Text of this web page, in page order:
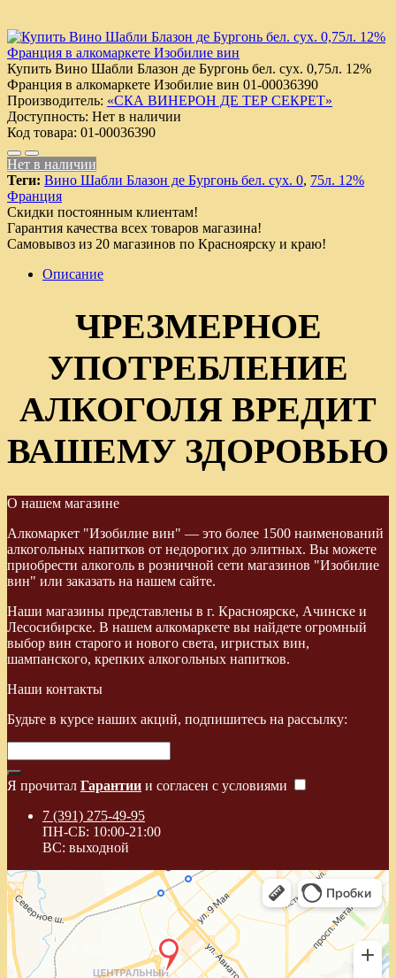
Купить Вино Шабли Блазон де Бургонь бел. сух. 0,75л. 12%
Франция в алкомаркете Изобилие вин 01-00036390
Производитель: «СКА ВИНЕРОН ДЕ ТЕР СЕКРЕТ»
Доступность: Нет в наличии
Код товара: 01-00036390
Нет в наличии
Теги: Вино Шабли Блазон де Бургонь бел. сух. 0, 75л. 12%
Франция
Скидки постоянным клиентам!
Гарантия качества всех товаров магазина!
Самовывоз из 20 магазинов по Красноярску и краю!
Описание
ЧРЕЗМЕРНОЕ
УПОТРЕБЛЕНИЕ
АЛКОГОЛЯ ВРЕДИТ
ВАШЕМУ ЗДОРОВЬЮ
О нашем магазине
Алкомаркет "Изобилие вин" — это более 1500 наименований
алкогольных напитков от недорогих до элитных. Вы можете
приобрести алкоголь в розничной сети магазинов "Изобилие
вин" или заказать на нашем сайте.
Наши магазины представлены в г. Красноярске, Ачинске и
Лесосибирске. В нашем алкомаркете вы найдете огромный
выбор вин старого и нового света, игристых вин,
шампанского, крепких алкогольных напитков.
Наши контакты
Будьте в курсе наших акций, подпишитесь на рассылку:
Я прочитал Гарантии и согласен с условиями
7 (391) 275-49-95
ПН-СБ: 10:00-21:00
ВС: выходной